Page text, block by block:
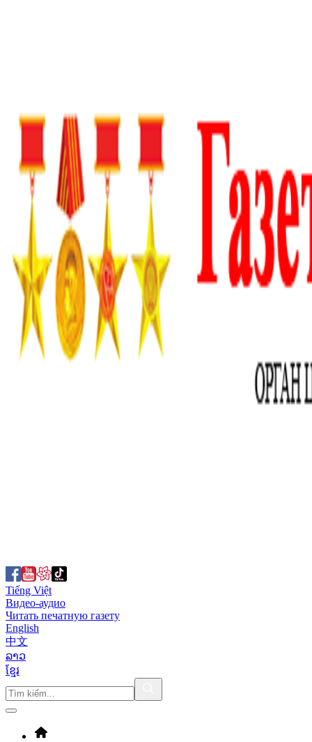
Tiếng Việt
Видео-аудио
Читать печатную газету
English
中文
ລາວ
ខ្មែរ